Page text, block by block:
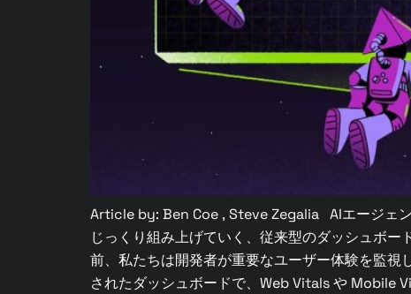
Article by: Ben Coe , Steve Zegalia AIエージェ
じっくり組み上げていく、従来型のダッシュボ
前、私たちは開発者が重要なユーザー体験を監
されたダッシュボードで、Web Vitals や Mobile